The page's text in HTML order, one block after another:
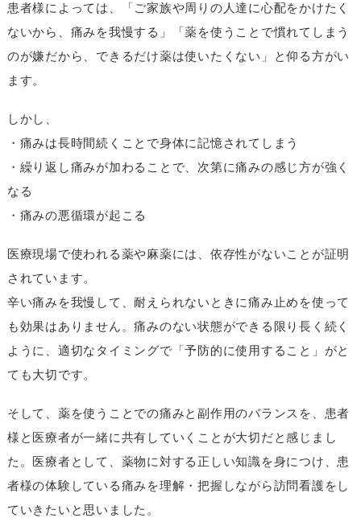
患者様によっては、「ご家族や周りの人達に心配をかけたく
ないから、痛みを我慢する」「薬を使うことで慣れてしまう
のが嫌だから、できるだけ薬は使いたくない」と仰る方がい
ます。
しかし、
・痛みは長時間続くことで身体に記憶されてしまう
・繰り返し痛みが加わることで、次第に痛みの感じ方が強く
なる
・痛みの悪循環が起こる
医療現場で使われる薬や麻薬には、依存性がないことが証明
されています。
辛い痛みを我慢して、耐えられないときに痛み止めを使って
も効果はありません。痛みのない状態ができる限り長く続く
ように、適切なタイミングで「予防的に使用すること」がと
ても大切です。
そして、薬を使うことでの痛みと副作用のバランスを、患者
様と医療者が一緒に共有していくことが大切だと感じまし
た。医療者として、薬物に対する正しい知識を身につけ、患
者様の体験している痛みを理解・把握しながら訪問看護をし
ていきたいと思いました。